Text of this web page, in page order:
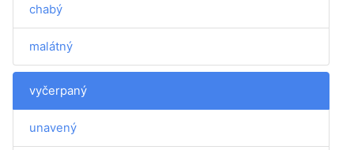
chabý
malátný
vyčerpaný
unavený